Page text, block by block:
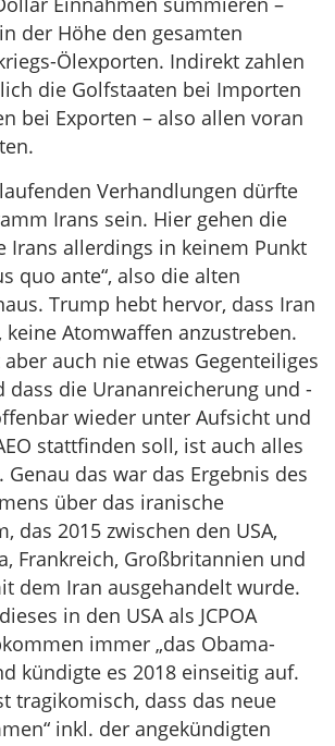
der Höhe den gesamten
Ölexporten. Indirekt zahlen
die Golfstaaten bei Importen
bei Exporten – also allen voran
Verhandlungen dürfte
Irans sein. Hier gehen die
Irans allerdings in keinem Punkt
quo ante“, also die alten
Trump hebt hervor, dass Iran
keine Atomwaffen anzustreben.
auch nie etwas Gegenteiliges
dass die Urananreicherung und -
wieder unter Aufsicht und
stattfinden soll, ist auch alles
Genau das war das Ergebnis des
über das iranische
das 2015 zwischen den USA,
Frankreich, Großbritannien und
dem Iran ausgehandelt wurde.
in den USA als JCPOA
immer „das Obama-
kündigte es 2018 einseitig auf.
tragikomisch, dass das neue
inkl. der angekündigten